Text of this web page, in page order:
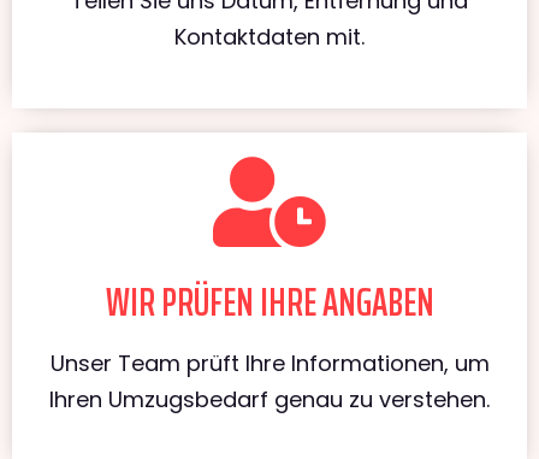
Kontaktdaten mit.
WIR PRÜFEN IHRE ANGABEN
Unser Team prüft Ihre Informationen, um
Ihren Umzugsbedarf genau zu verstehen.